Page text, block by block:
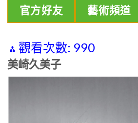
官方好友 藝術頻道
觀看次數: 990
美崎久美子